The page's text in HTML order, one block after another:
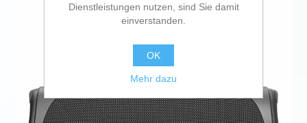
Dienstleistungen nutzen, sind Sie damit
einverstanden.
OK
Mehr dazu